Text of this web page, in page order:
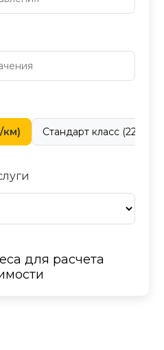
км) Стандарт класс (22 ₽/
для расчета